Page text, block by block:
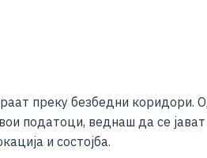
преку безбедни
податоци, веднаш да се
и состојба.